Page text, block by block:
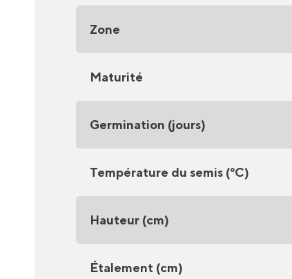
Zone
Maturité
Germination (jours)
Température du semis (°C)
Hauteur (cm)
Étalement (cm)